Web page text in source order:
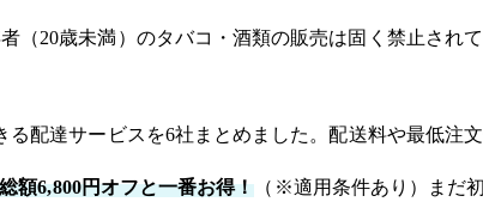
（20歳未満）のタバコ・酒類の販売は固く禁止されて
る配達サービスを6社まとめました。配送料や最低注
額6,800円オフと一番お得！ （※適用条件あり）まだ